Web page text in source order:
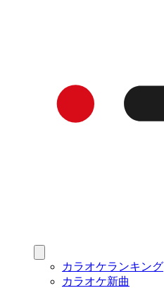
カラオケランキング
カラオケ新曲